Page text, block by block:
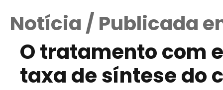
Notícia / Publicada
O tratamento com
taxa de síntese do